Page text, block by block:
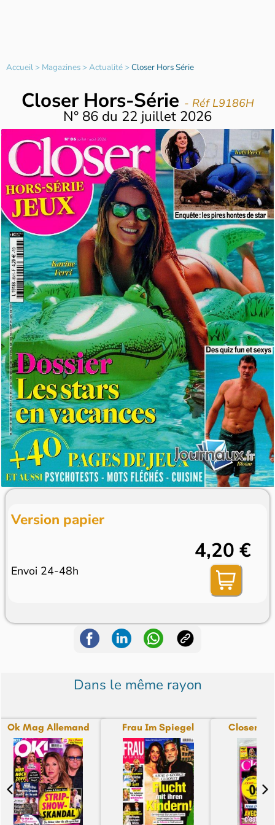
Accueil> Magazines>Actualité>Closer Hors Série
Closer Hors-Série - Réf L9186H
N° 86 du 22 juillet 2026
Version papier
Envoi 24-48h
4,20 €
Dans le même rayon
Ok Mag Allemand Frau Im Spiegel Closer +